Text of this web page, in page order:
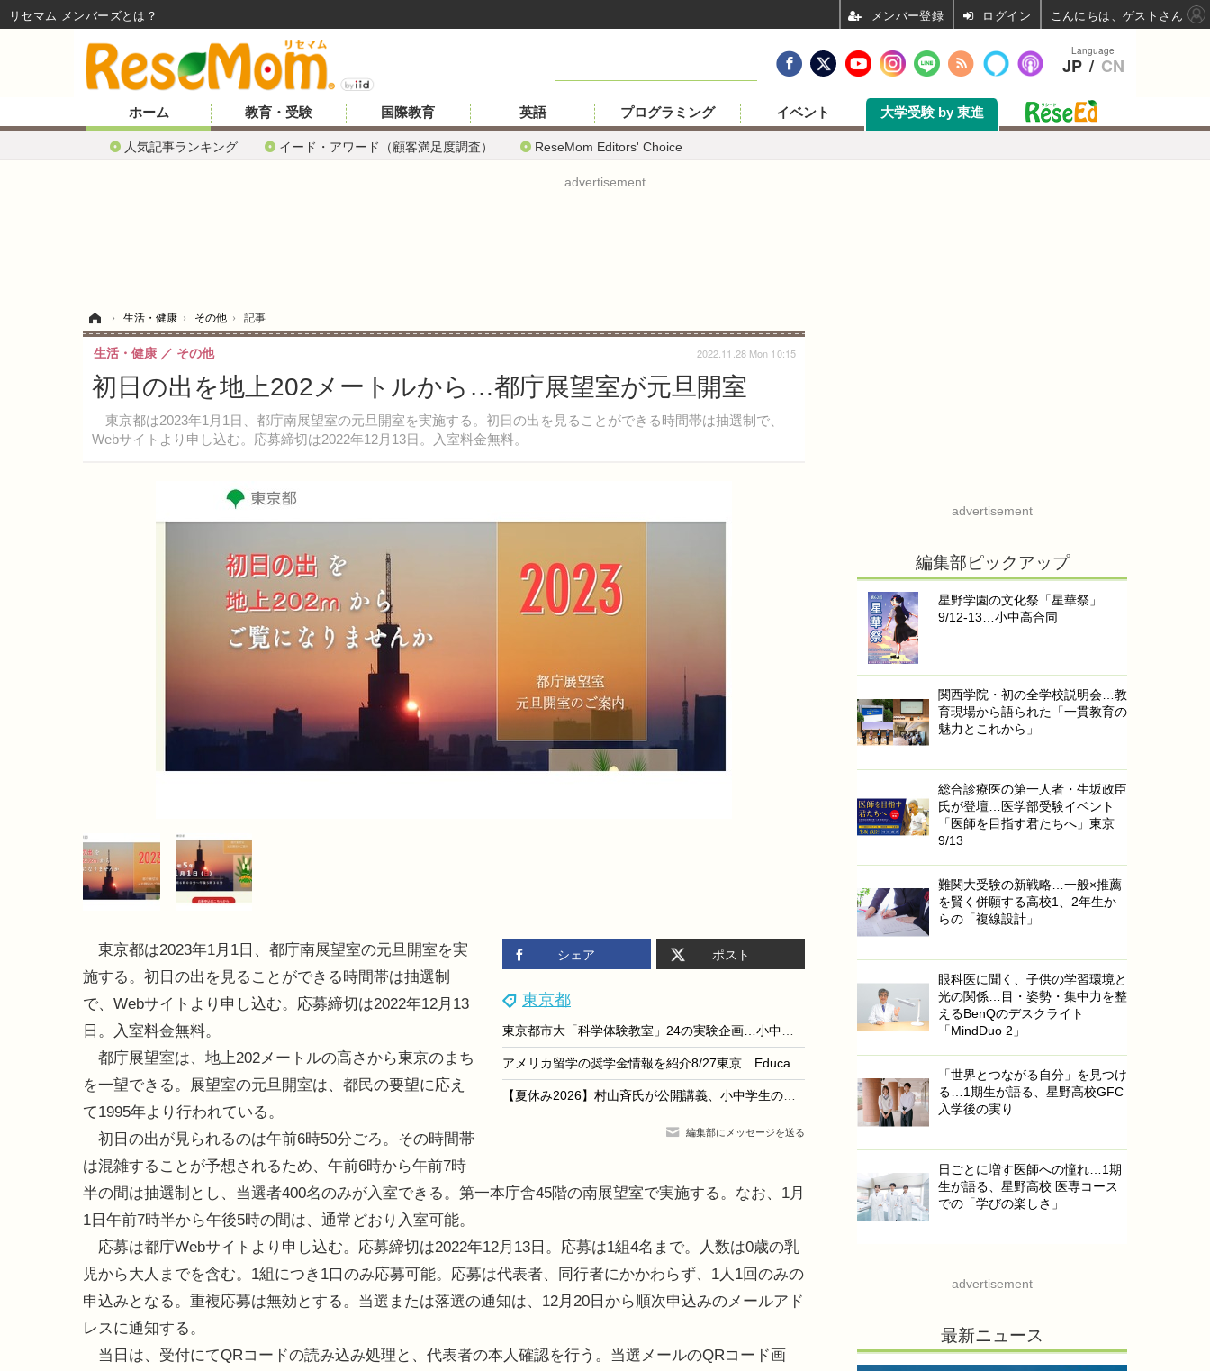
ホーム
人気記事ランキング イード・アワード（顧客満足度調査） ReseMom Editors' Choice
教育・受験 国際教育 英語 プログラミング イベント 大学受験 by 東進
advertisement
› 生活・健康 › その他 › 記事
初日の出を地上202メートルから…都庁展望室が元旦開室
東京都は2023年1月1日、都庁南展望室の元旦開室を実施する。初日の出を見ることができる時間帯は抽選制で、
Webサイトより申し込む。応募締切は2022年12月13日。入室料金無料。
生活・健康 その他 2022.11.28 Mon 10:15
シェア ポスト
東京都
東京都市大「科学体験教室」24の実験企画…小中向け9/6
アメリカ留学の奨学金情報を紹介8/27東京…EducationUSA
【夏休み2026】村山斉氏が公開講義、小中学生のための大学講義スクール9月開校
編集部にメッセージを送る
東京都は2023年1月1日、都庁南展望室の元旦開室を実
施する。初日の出を見ることができる時間帯は抽選制
で、Webサイトより申し込む。応募締切は2022年12月13
日。入室料金無料。
都庁展望室は、地上202メートルの高さから東京のまち
を一望できる。展望室の元旦開室は、都民の要望に応え
て1995年より行われている。
初日の出が見られるのは午前6時50分ごろ。その時間帯
は混雑することが予想されるため、午前6時から午前7時
半の間は抽選制とし、当選者400名のみが入室できる。第一本庁舎45階の南展望室で実施する。なお、1月
1日午前7時半から午後5時の間は、通常どおり入室可能。
応募は都庁Webサイトより申し込む。応募締切は2022年12月13日。応募は1組4名まで。人数は0歳の乳
児から大人までを含む。1組につき1口のみ応募可能。応募は代表者、同行者にかかわらず、1人1回のみの
申込みとなる。重複応募は無効とする。当選または落選の通知は、12月20日から順次申込みのメールアド
レスに通知する。
当日は、受付にてQRコードの読み込み処理と、代表者の本人確認を行う。当選メールのQRコード画
advertisement
編集部ピックアップ
星野学園の文化祭「星華祭」
9/12-13…小中高合同
関西学院・初の全学校説明会…教
育現場から語られた「一貫教育の
魅力とこれから」
総合診療医の第一人者・生坂政臣
氏が登壇…医学部受験イベント
「医師を目指す君たちへ」東京
9/13
難関大受験の新戦略…一般×推薦
を賢く併願する高校1、2年生か
らの「複線設計」
眼科医に聞く、子供の学習環境と
光の関係…目・姿勢・集中力を整
えるBenQのデスクライト
「MindDuo 2」
「世界とつながる自分」を見つけ
る…1期生が語る、星野高校GFC
入学後の実り
日ごとに増す医師への憧れ…1期
生が語る、星野高校 医専コース
での「学びの楽しさ」
advertisement
最新ニュース
Language
JP / CN
リセマム メンバーズ ログイン こんにちは、ゲストさん